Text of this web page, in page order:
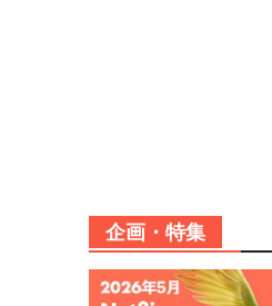
企画・特集